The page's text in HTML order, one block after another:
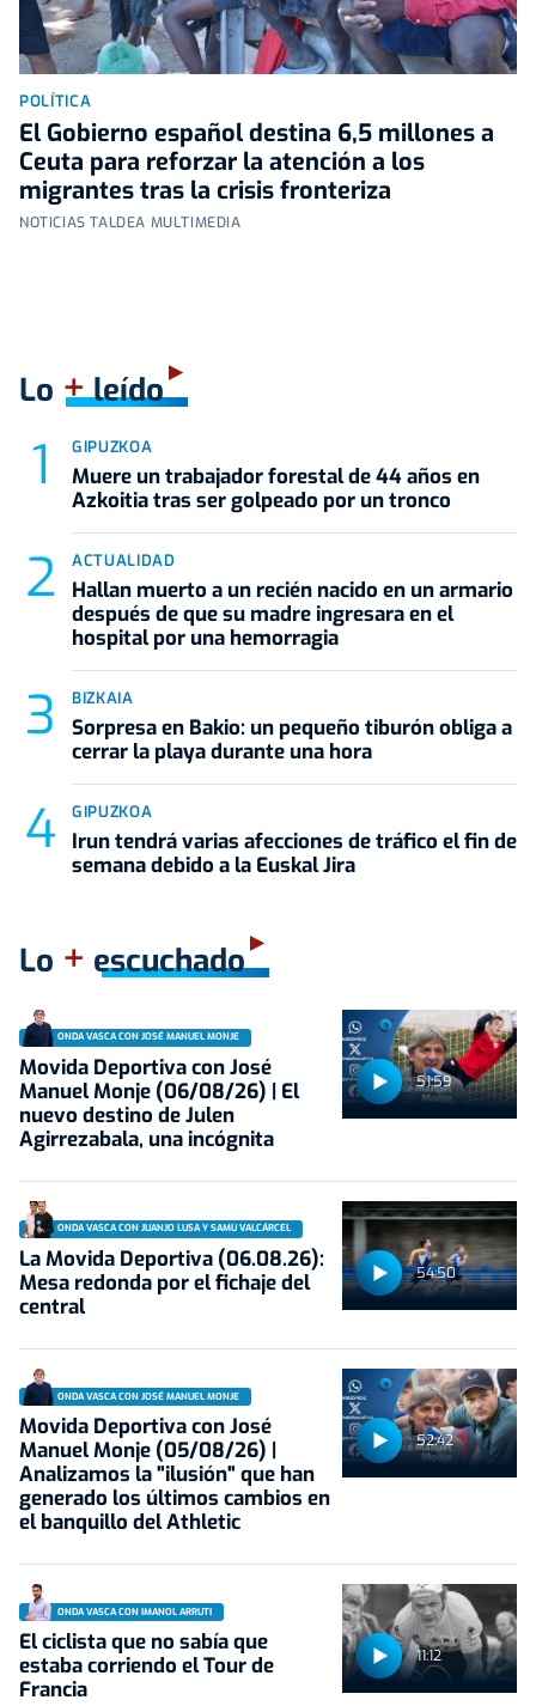
POLÍTICA
El Gobierno español destina 6,5 millones a
Ceuta para reforzar la atención a los
migrantes tras la crisis fronteriza
NOTICIAS TALDEA MULTIMEDIA
Lo +leído
GIPUZKOA
Muere un trabajador forestal de 44 años en
Azkoitia tras ser golpeado por un tronco
ACTUALIDAD
Hallan muerto a un recién nacido en un armario
después de que su madre ingresara en el
hospital por una hemorragia
BIZKAIA
Sorpresa en Bakio: un pequeño tiburón obliga a
cerrar la playa durante una hora
GIPUZKOA
Irun tendrá varias afecciones de tráfico el fin de
semana debido a la Euskal Jira
Lo + escuchado
51:59
ONDA VASCA CON JOSÉ MANUEL MONJE
Movida Deportiva con José
Manuel Monje (06/08/26) | El
nuevo destino de Julen
Agirrezabala, una incógnita
54:50
ONDA VASCA CON JUANJO LUSA Y SAMU VALCÁRCEL
La Movida Deportiva (06.08.26):
Mesa redonda por el fichaje del
central
52:42
ONDA VASCA CON JOSÉ MANUEL MONJE
Movida Deportiva con José
Manuel Monje (05/08/26) |
Analizamos la "ilusión" que han
generado los últimos cambios en
el banquillo del Athletic
11:12
ONDA VASCA CON IMANOL ARRUTI
El ciclista que no sabía que
estaba corriendo el Tour de
Francia